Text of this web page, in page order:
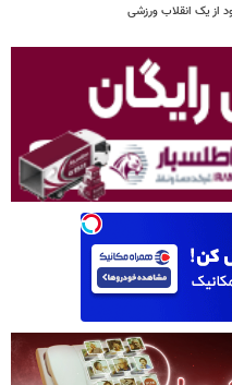
از یک انقلاب ورزشی